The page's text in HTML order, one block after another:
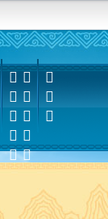
 
